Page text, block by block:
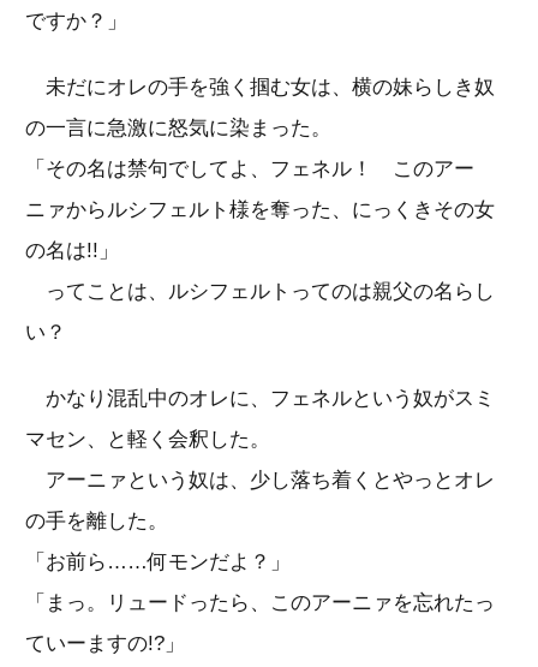
ですか？」
未だにオレの手を強く掴む女は、横の妹らしき奴
の一言に急激に怒気に染まった。
「その名は禁句でしてよ、フェネル！ このアー
ニァからルシフェルト様を奪った、にっくきその女
の名は!!」
ってことは、ルシフェルトってのは親父の名らし
い？
かなり混乱中のオレに、フェネルという奴がスミ
マセン、と軽く会釈した。
アーニァという奴は、少し落ち着くとやっとオレ
の手を離した。
「お前ら……何モンだよ？」
「まっ。リュードったら、このアーニァを忘れたっ
ていーますの!?」